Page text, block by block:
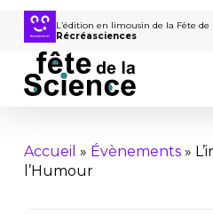
Passer
contenu
principal
L’édition en limousin de la Fête
Récréasciences
Accueil » Évènements»
l’Humour